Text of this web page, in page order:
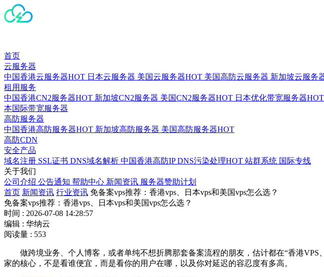
首页
云服务器
中国香港云服务器HOT 日本云服务器 美国云服务器HOT 美国高防云服务器 新加坡云服务
租用服务
中国香港CN2服务器HOT 新加坡CN2服务器 美国CN2服务器HOT 日本优化带宽服务器HOT
本国际带宽服务器
高防服务器
中国香港高防服务器HOT 新加坡高防服务器 美国高防服务器HOT
高防CDN
安全产品
域名注册 SSL证书 DNS域名解析 中国香港高防IPDNS污染处理HOT 站群系统 国际专线
关于我们
公司介绍 公告通知 帮助中心 新闻资讯 服务器赞助计划
首页 新闻资讯 行业资讯 免备案vps推荐：香港vps、日本vps和美国vps怎么选？
免备案vps推荐：香港vps、日本vps和美国vps怎么选？
时间 : 2026-07-08 14:28:57
编辑 : 华纳云
阅读量 : 553
做跨境业务、个人博客，或者单纯不想折腾那套备案流程的朋友，估计都在“香港VPS
家的核心，不是看谁便宜，而是看你的用户在哪，以及你对延迟的容忍度有多高。